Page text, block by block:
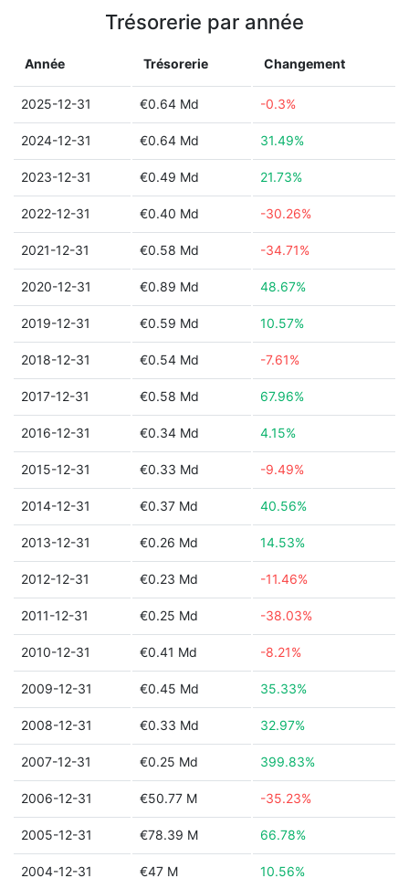
Trésorerie par année
Année Trésorerie Changement
2025-12-31 €0.64 Md -0.3%
2024-12-31 €0.64 Md 31.49%
2023-12-31 €0.49 Md 21.73%
2022-12-31 €0.40 Md -30.26%
2021-12-31 €0.58 Md -34.71%
2020-12-31 €0.89 Md 48.67%
2019-12-31 €0.59 Md 10.57%
2018-12-31 €0.54 Md -7.61%
2017-12-31 €0.58 Md 67.96%
2016-12-31 €0.34 Md 4.15%
2015-12-31 €0.33 Md -9.49%
2014-12-31 €0.37 Md 40.56%
2013-12-31 €0.26 Md 14.53%
2012-12-31 €0.23 Md -11.46%
2011-12-31 €0.25 Md -38.03%
2010-12-31 €0.41 Md -8.21%
2009-12-31 €0.45 Md 35.33%
2008-12-31 €0.33 Md 32.97%
2007-12-31 €0.25 Md 399.83%
2006-12-31 €50.77 M -35.23%
2005-12-31 €78.39 M 66.78%
2004-12-31 €47 M 10.56%